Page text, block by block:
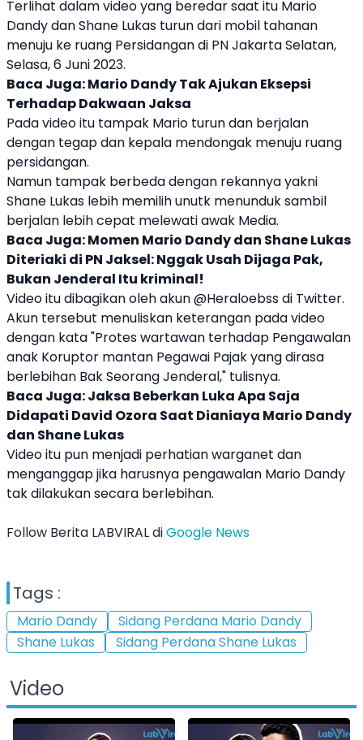
Terlihat dalam video yang beredar saat itu Mario
DandydanShane Lukas turun dari mobil tahanan
menuju ke ruang Persidangan di PN Jakarta Selatan,
Selasa, 6 Juni 2023.
Baca Juga:Mario Dandy Tak Ajukan Eksepsi
Terhadap Dakwaan Jaksa
Pada video itu tampak Mario turun dan berjalan
dengan tegap dan kepala mendongak menuju ruang
persidangan.
Namun tampak berbeda dengan rekannya yakni
Shane Lukas lebih memilih unutk menunduk sambil
berjalan lebih cepat melewati awak Media.
Baca Juga:Momen Mario Dandy dan Shane Lukas
Diteriaki di PN Jaksel: Nggak Usah Dijaga Pak,
Bukan Jenderal Itu kriminal!
Video itu dibagikan oleh akun @Heraloebss di Twitter.
Akun tersebut menuliskan keterangan pada video
dengan kata "Protes wartawan terhadap Pengawalan
anak Koruptor mantan Pegawai Pajak yang dirasa
berlebihan Bak Seorang Jenderal," tulisnya.
Baca Juga:Jaksa Beberkan Luka Apa Saja
Didapati David Ozora Saat Dianiaya Mario Dandy
dan Shane Lukas
Video itu pun menjadi perhatian warganet dan
menganggap jika harusnya pengawalan Mario Dandy
tak dilakukan secara berlebihan.
Follow Berita LABVIRAL diGoogle News
Tags :
Mario Dandy
Sidang Perdana Mario Dandy
Shane Lukas
Sidang Perdana Shane Lukas
Video